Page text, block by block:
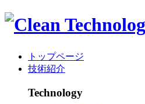
トップページ
技術紹介
Technology